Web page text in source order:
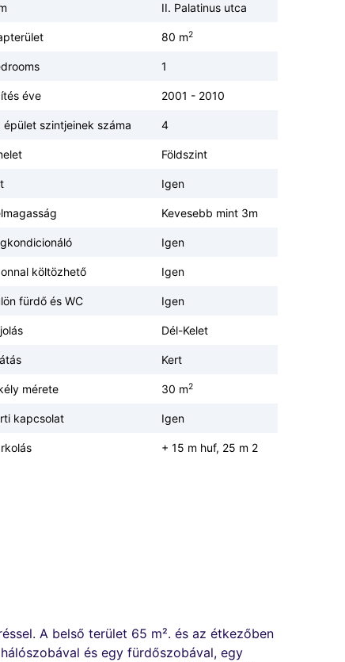
II. Palatinus utca
80 m2
1
éve 2001 - 2010
épület szintjeinek száma 4
Földszint
Igen
Kevesebb mint 3m
Igen
költözhető Igen
fürdő és WC Igen
Dél-Kelet
Kert
mérete 30 m2
kapcsolat Igen
+ 15 m huf, 25 m 2
A belső terület 65 m². és az étkezőben
és egy fürdőszobával, egy